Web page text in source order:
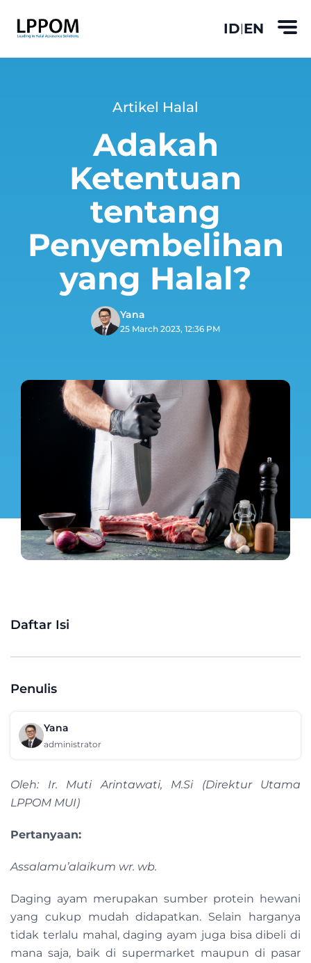
ID|EN
Artikel Halal
Adakah
Ketentuan
tentang
Penyembelihan
yang Halal?
Yana
25 March 2023, 12:36 PM
Daftar Isi
Penulis
Yana
administrator
Oleh: Ir. Muti Arintawati, M.Si (Direktur Utama
LPPOM MUI)
Pertanyaan:
Assalamu’alaikum wr. wb.
Daging ayam merupakan sumber protein hewani
yang cukup mudah didapatkan. Selain harganya
tidak terlalu mahal, daging ayam juga bisa dibeli di
mana saja, baik di supermarket maupun di pasar